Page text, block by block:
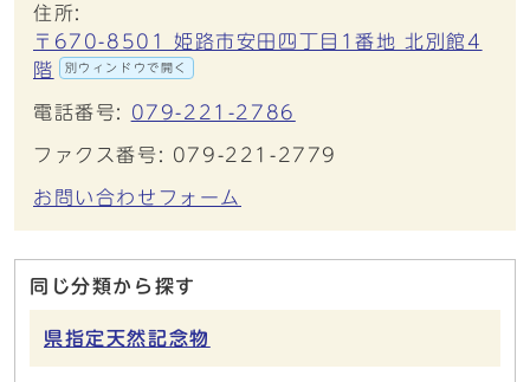
住所:
〒670-8501 姫路市安田四丁目1番地 北別館4
階
別ウィンドウで開く
電話番号: 079-221-2786
ファクス番号: 079-221-2779
お問い合わせフォーム
同じ分類から探す
県指定天然記念物